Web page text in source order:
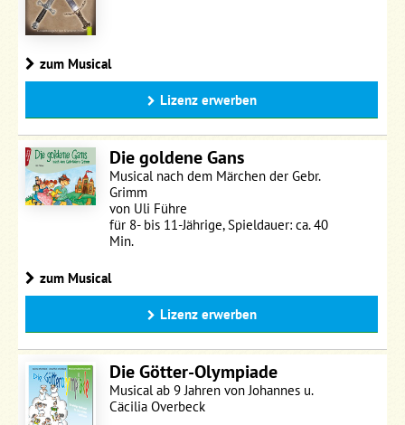
zum Musical
Lizenz erwerben
Die goldene Gans
Musical nach dem Märchen der Gebr.
Grimm
von Uli Führe
für 8- bis 11-Jährige, Spieldauer: ca. 40
Min.
zum Musical
Lizenz erwerben
Die Götter-Olympiade
Musical ab 9 Jahren von Johannes u.
Cäcilia Overbeck